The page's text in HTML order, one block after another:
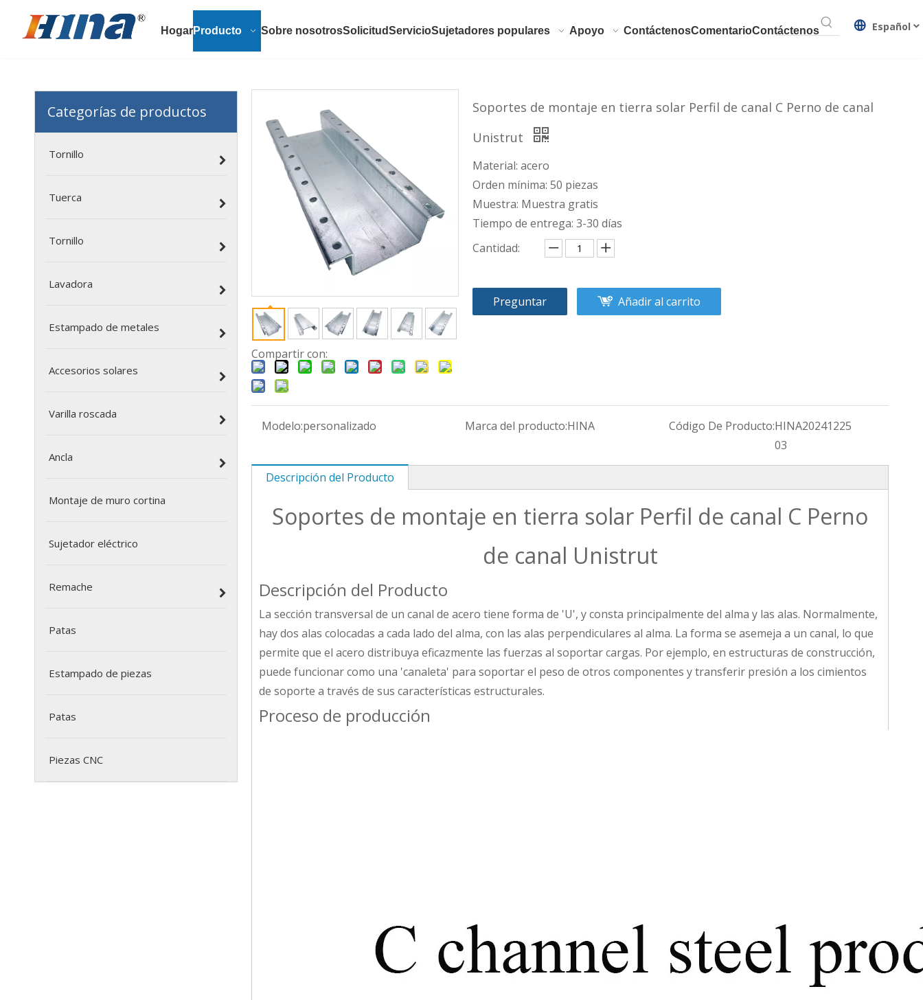
HogarProducto Sobre nosotrosSolicitudServicioSujetadores populares Apoyo ContáctenosComentarioContáctenos Español
Categorías de productos
Tornillo
Tuerca
Tornillo
Lavadora
Estampado de metales
Accesorios solares
Varilla roscada
Ancla
Montaje de muro cortina
Sujetador eléctrico
Remache
Patas
Estampado de piezas
Patas
Piezas CNC
Compartir con:
Soportes de montaje en tierra solar Perfil de canal C Perno de canal
Unistrut
Material: acero
Orden mínima: 50 piezas
Muestra: Muestra gratis
Tiempo de entrega: 3-30 días
Cantidad:
Preguntar Añadir al carrito
Modelo:personalizado Marca del producto:HINA Código De Producto:HINA20241225
03
Descripción del Producto
Soportes de montaje en tierra solar Perfil de canal C Perno
de canal Unistrut
Descripción del Producto
La sección transversal de un canal de acero tiene forma de 'U', y consta principalmente del alma y las alas. Normalmente,
hay dos alas colocadas a cada lado del alma, con las alas perpendiculares al alma. La forma se asemeja a un canal, lo que
permite que el acero distribuya eficazmente las fuerzas al soportar cargas. Por ejemplo, en estructuras de construcción,
puede funcionar como una 'canaleta' para soportar el peso de otros componentes y transferir presión a los cimientos
de soporte a través de sus características estructurales.
Proceso de producción